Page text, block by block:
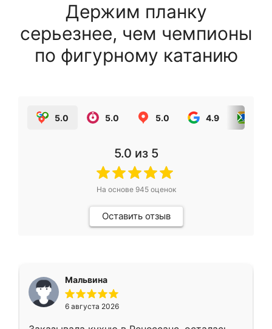
Держим планку
серьезнее, чем чемпионы
по фигурному катанию
5.0 5.0 5.0 4.9
5.0 из 5
На основе 945оценок
Оставить отзыв
Мальвина
6 августа 2026